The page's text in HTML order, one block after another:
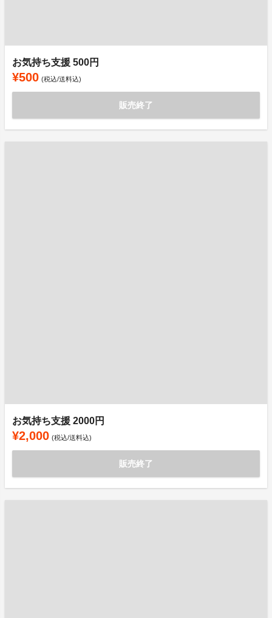
お気持ち支援 500円
¥500 (税込/送料込)
販売終了
お気持ち支援 2000円
¥2,000 (税込/送料込)
販売終了